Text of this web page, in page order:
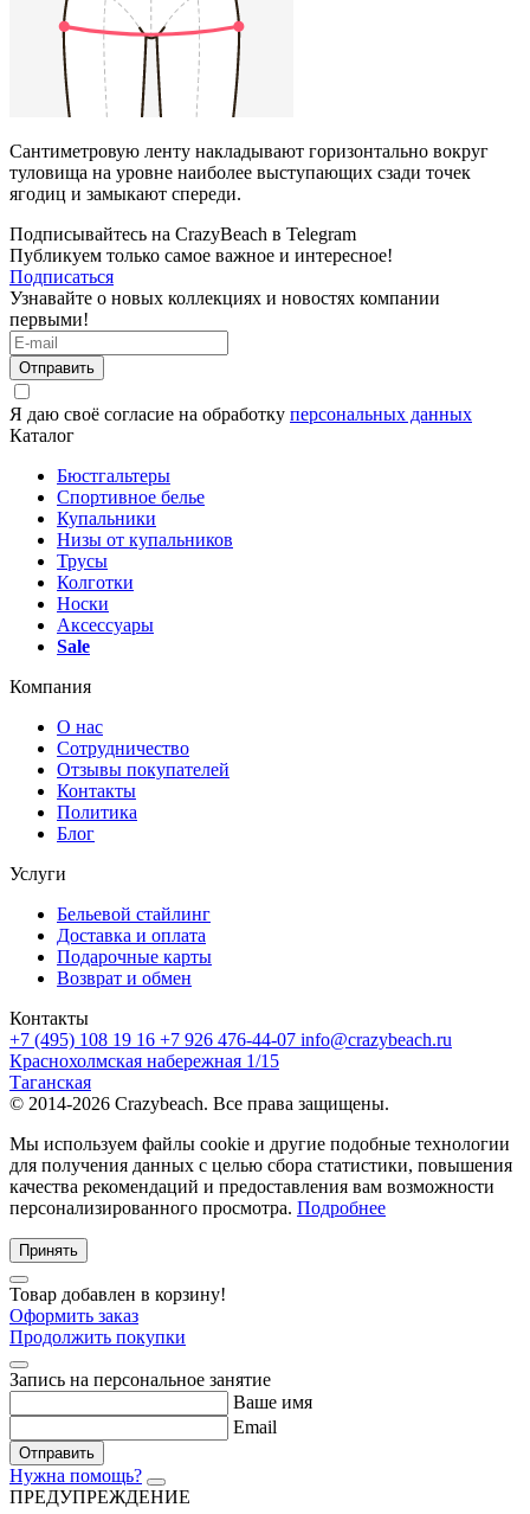
Сантиметровую ленту накладывают горизонтально вокруг
туловища на уровне наиболее выступающих сзади точек
ягодиц и замыкают спереди.
Подписывайтесь на CrazyBeach в Telegram
Публикуем только самое важное и интересное!
Подписаться
Узнавайте о новых коллекциях и новостях компании
первыми!
Отправить
Я даю своё согласие на обработку персональных данных
Каталог
Бюстгальтеры
Спортивное белье
Купальники
Низы от купальников
Трусы
Колготки
Носки
Аксессуары
Sale
Компания
О нас
Сотрудничество
Отзывы покупателей
Контакты
Политика
Блог
Услуги
Бельевой стайлинг
Доставка и оплата
Подарочные карты
Возврат и обмен
Контакты
+7 (495) 108 19 16 +7 926 476-44-07 info@crazybeach.ru
Краснохолмская набережная 1/15
Таганская
© 2014-2026 Crazybeach. Все права защищены.
Мы используем файлы cookie и другие подобные технологии
для получения данных с целью сбора статистики, повышения
качества рекомендаций и предоставления вам возможности
персонализированного просмотра. Подробнее
Принять
Товар добавлен в корзину!
Оформить заказ
Продолжить покупки
Запись на персональное занятие
Ваше имя
Email
Отправить
Нужна помощь?
ПРЕДУПРЕЖДЕНИЕ